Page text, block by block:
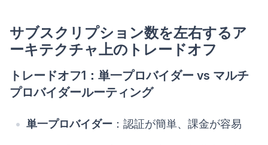
サブスクリプション数を左右するア
ーキテクチャ上のトレードオフ
トレードオフ1：単一プロバイダー vs マルチ
プロバイダールーティング
単一プロバイダー ：認証が簡単、課金が容易